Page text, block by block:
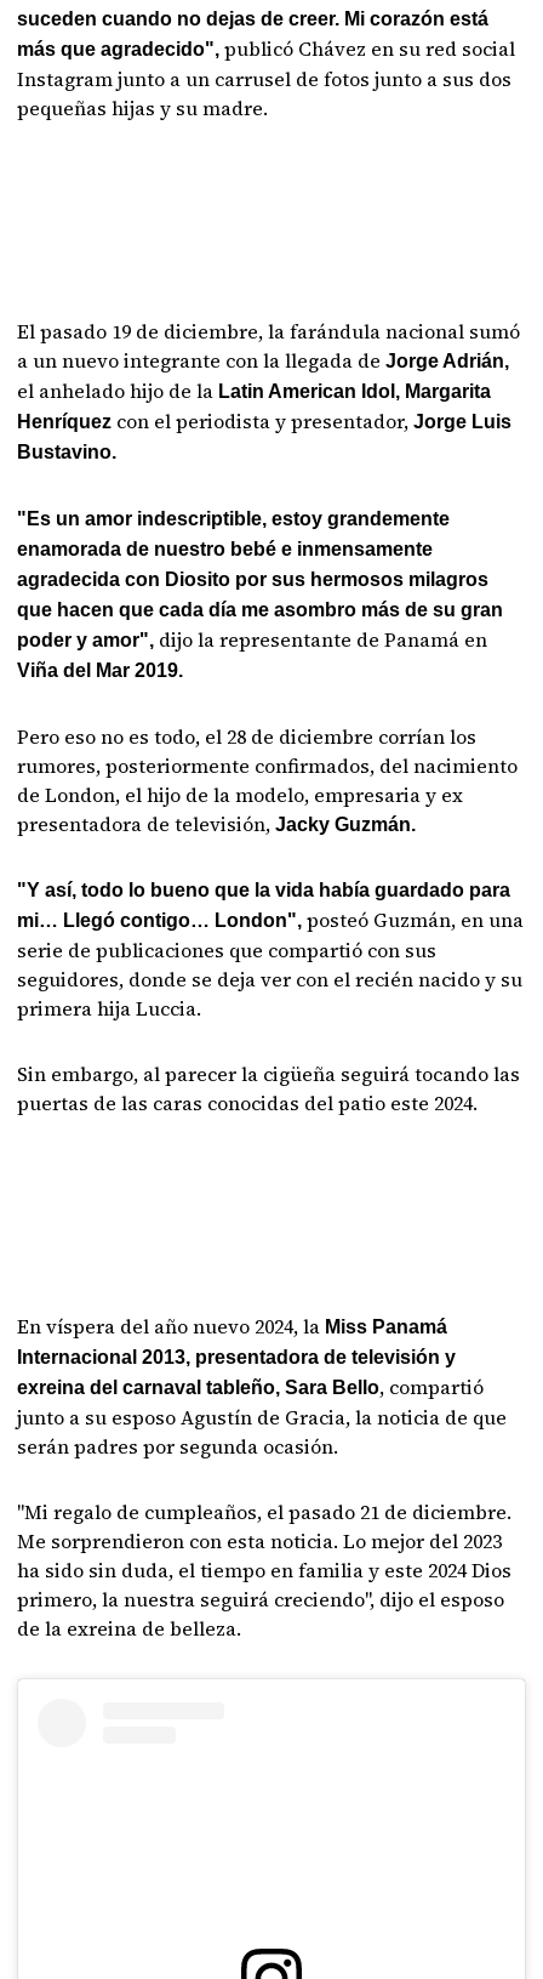
suceden cuando no dejas de creer. Mi corazón está
más que agradecido", publicó Chávez en su red social
Instagram junto a un carrusel de fotos junto a sus dos
pequeñas hijas y su madre.
El pasado 19 de diciembre, la farándula nacional sumó
a un nuevo integrante con la llegada deJorge Adrián,
el anhelado hijo de la Latin American Idol, Margarita
Henríquez con el periodista y presentador,Jorge Luis
Bustavino.
"Es un amor indescriptible, estoy grandemente
enamorada de nuestro bebé e inmensamente
agradecida con Diosito por sus hermosos milagros
que hacen que cada día me asombro más de su gran
poder y amor", dijo la representante de Panamá en
Viña del Mar 2019.
Pero eso no es todo, el 28 de diciembre corrían los
rumores, posteriormente confirmados, del nacimiento
de London, el hijo de la modelo, empresaria y ex
presentadora de televisión, Jacky Guzmán.
"Y así, todo lo bueno que la vida había guardado para
mi… Llegó contigo… London",posteó Guzmán, en una
serie de publicaciones que compartió con sus
seguidores, donde se deja ver con el recién nacido y su
primera hija Luccia.
Sin embargo, al parecer la cigüeña seguirá tocando las
puertas de las caras conocidas del patio este 2024.
En víspera del año nuevo 2024, la Miss Panamá
Internacional 2013, presentadora de televisión y
exreina del carnaval tableño, Sara Bello, compartió
junto a su esposo Agustín de Gracia, la noticia de que
serán padres por segunda ocasión.
"Mi regalo de cumpleaños, el pasado 21 de diciembre.
Me sorprendieron con esta noticia. Lo mejor del 2023
ha sido sin duda, el tiempo en familia y este 2024 Dios
primero, la nuestra seguirá creciendo", dijo el esposo
de la exreina de belleza.